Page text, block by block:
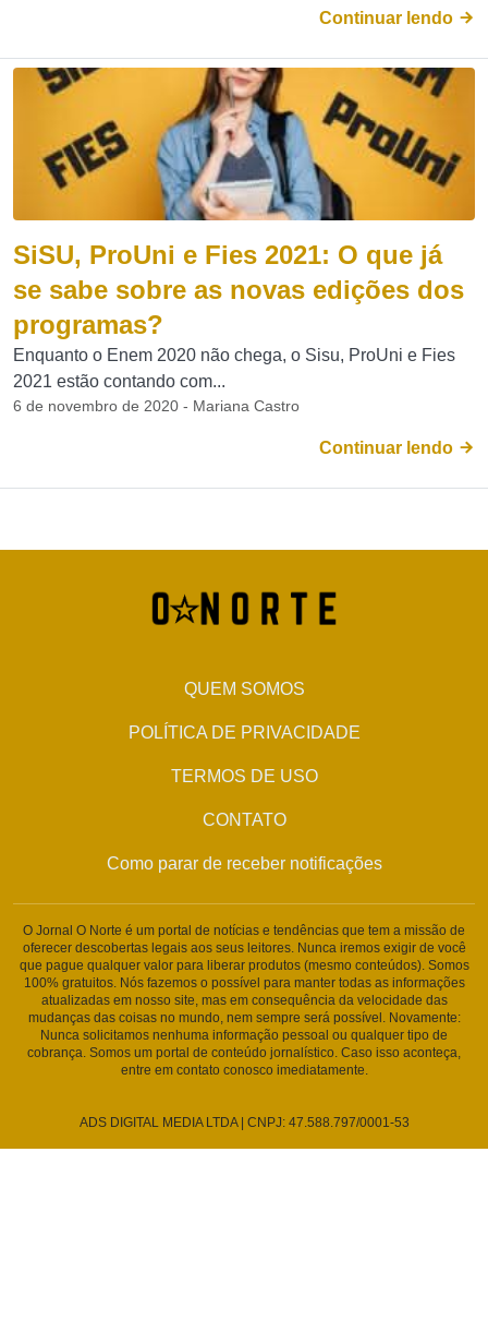
Continuar lendo
SiSU, ProUni e Fies 2021: O que já
se sabe sobre as novas edições dos
programas?
Enquanto o Enem 2020 não chega, o Sisu, ProUni e Fies
2021 estão contando com...
6 de novembro de 2020 - Mariana Castro
Continuar lendo
QUEM SOMOS
POLÍTICA DE PRIVACIDADE
TERMOS DE USO
CONTATO
Como parar de receber notificações
O Jornal O Norte é um portal de notícias e tendências que tem a missão de
oferecer descobertas legais aos seus leitores. Nunca iremos exigir de você
que pague qualquer valor para liberar produtos (mesmo conteúdos). Somos
100% gratuitos. Nós fazemos o possível para manter todas as informações
atualizadas em nosso site, mas em consequência da velocidade das
mudanças das coisas no mundo, nem sempre será possível. Novamente:
Nunca solicitamos nenhuma informação pessoal ou qualquer tipo de
cobrança. Somos um portal de conteúdo jornalístico. Caso isso aconteça,
entre em contato conosco imediatamente.
ADS DIGITAL MEDIA LTDA | CNPJ: 47.588.797/0001-53